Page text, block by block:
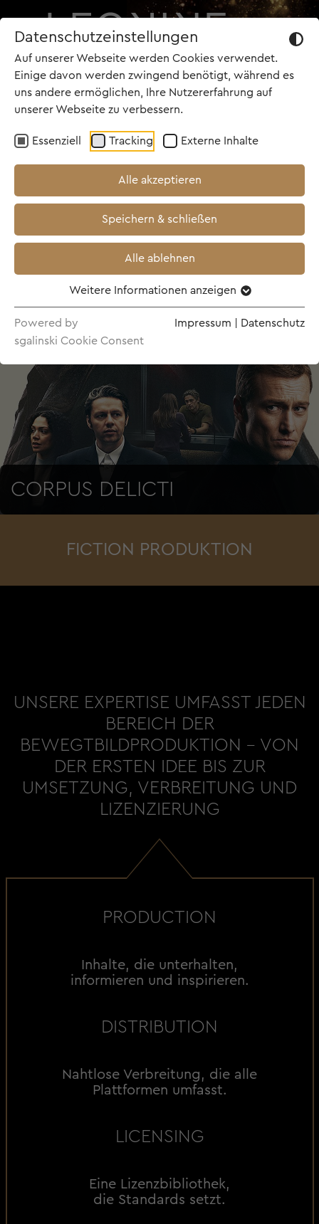
Datenschutzeinstellungen
Auf unserer Webseite werden Cookies verwendet.
Einige davon werden zwingend benötigt, während es
uns andere ermöglichen, Ihre Nutzererfahrung auf
unserer Webseite zu verbessern.
Essenziell Tracking Externe Inhalte
Alle akzeptieren
Speichern & schließen
Alle ablehnen
Weitere Informationen anzeigen
Powered by
sgalinski Cookie Consent
Impressum Datenschutz
CORPUS DELICTI
FICTION PRODUKTION
UNSERE EXPERTISE UMFASST JEDEN
BEREICH DER
BEWEGTBILDPRODUKTION - VON
DER ERSTEN IDEE BIS ZUR
UMSETZUNG, VERBREITUNG UND
LIZENZIERUNG
PRODUCTION
Inhalte, die unterhalten,
informieren und inspirieren.
DISTRIBUTION
Nahtlose Verbreitung, die alle
Plattformen umfasst.
LICENSING
Eine Lizenzbibliothek,
die Standards setzt.